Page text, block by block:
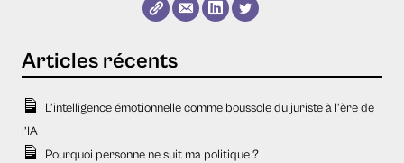
L’intelligence émotionnelle comme boussole du juriste à l’ère de
l’IA
Pourquoi personne ne suit ma politique ?